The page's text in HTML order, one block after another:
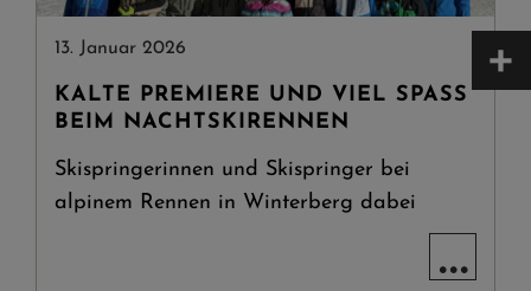
13. Januar 2026
KALTE PREMIERE UND VIEL SPASS B
EIM NACHTSKIRENNEN
Skispringerinnen und Skispringer bei
alpinem Rennen in Winterberg dabei
...
+